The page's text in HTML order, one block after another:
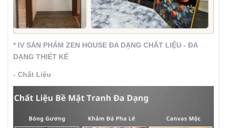
* IV SẢN PHẨM ZEN HOUSE ĐA DẠNG CHẤT LIỆU - ĐA
DẠNG THIẾT KẾ
- Chất Liệu